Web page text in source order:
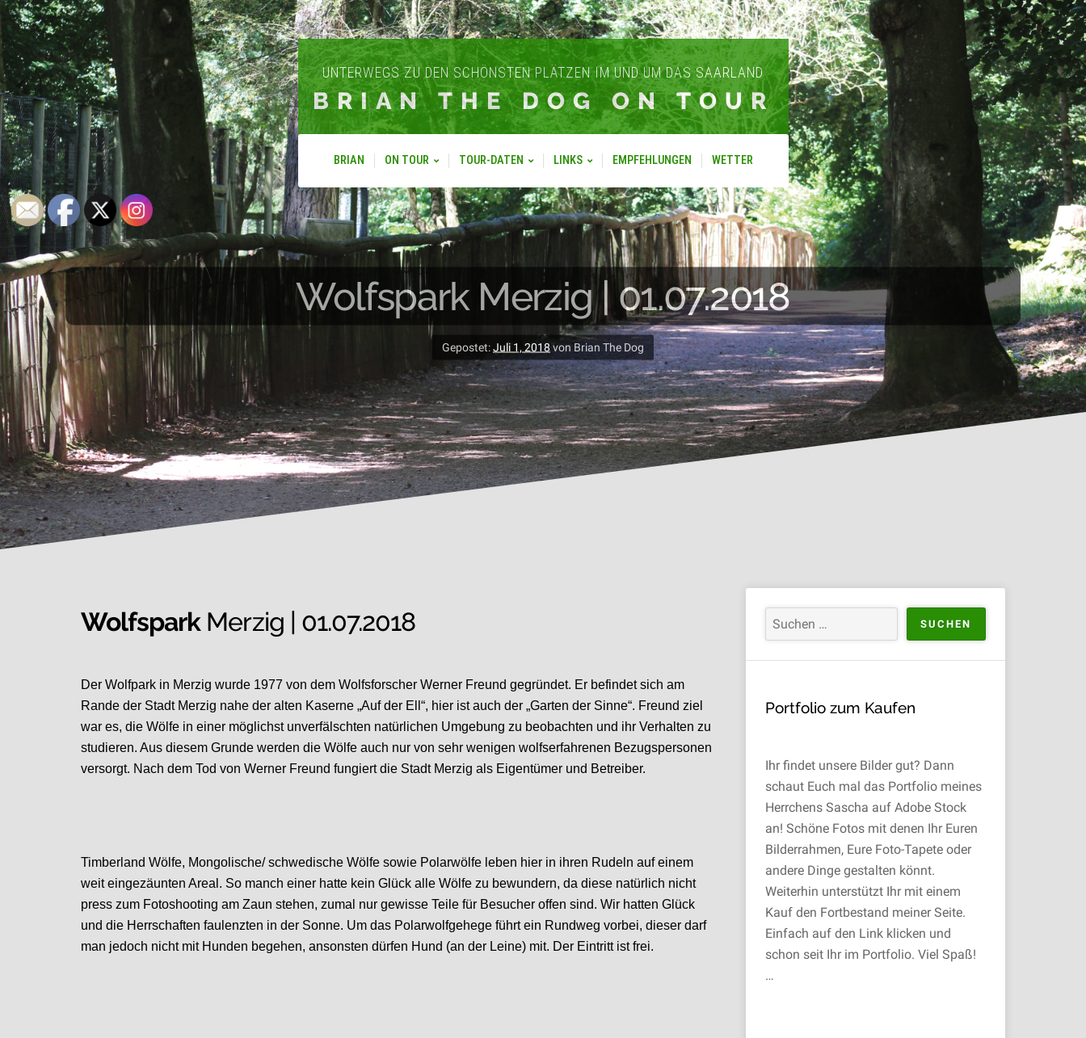
UNTERWEGS ZU DEN SCHÖNSTEN PLÄTZEN IM UND UM DAS SAARLAND
BRIAN THE DOG ON TOUR
BRIAN ON TOUR TOUR-DATEN LINKS EMPFEHLUNGEN WETTER
Wolfspark Merzig | 01.07.2018
Gepostet:Juli 1, 2018 von Brian The Dog
WolfsparkMerzig | 01.07.2018
Der Wolfpark in Merzig wurde 1977 von dem Wolfsforscher Werner Freund gegründet. Er befindet sich am
Rande der Stadt Merzig nahe der alten Kaserne „Auf der Ell“, hier ist auch der „Garten der Sinne“. Freund ziel
war es, die Wölfe in einer möglichst unverfälschten natürlichen Umgebung zu beobachten und ihr Verhalten zu
studieren. Aus diesem Grunde werden die Wölfe auch nur von sehr wenigen wolfserfahrenen Bezugspersonen
versorgt. Nach dem Tod von Werner Freund fungiert die Stadt Merzig als Eigentümer und Betreiber.
Timberland Wölfe, Mongolische/ schwedische Wölfe sowie Polarwölfe leben hier in ihren Rudeln auf einem
weit eingezäunten Areal. So manch einer hatte kein Glück alle Wölfe zu bewundern, da diese natürlich nicht
press zum Fotoshooting am Zaun stehen, zumal nur gewisse Teile für Besucher offen sind. Wir hatten Glück
und die Herrschaften faulenzten in der Sonne. Um das Polarwolfgehege führt ein Rundweg vorbei, dieser darf
man jedoch nicht mit Hunden begehen, ansonsten dürfen Hund (an der Leine) mit. Der Eintritt ist frei.
Portfolio zum Kaufen
Ihr findet unsere Bilder gut? Dann
schaut Euch mal das Portfolio meines
Herrchens Sascha auf Adobe Stock
an! Schöne Fotos mit denen Ihr Euren
Bilderrahmen, Eure Foto-Tapete oder
andere Dinge gestalten könnt.
Weiterhin unterstützt Ihr mit einem
Kauf den Fortbestand meiner Seite.
Einfach auf den Link klicken und
schon seit Ihr im Portfolio. Viel Spaß!
…